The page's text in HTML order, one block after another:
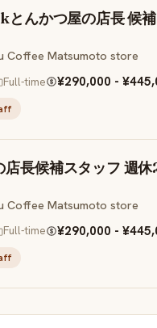
とんかつ屋の店長 候
Coffee Matsumoto store
Full-time ¥290,000 -
店長候補スタッフ 週
Coffee Matsumoto store
Full-time ¥290,000 -